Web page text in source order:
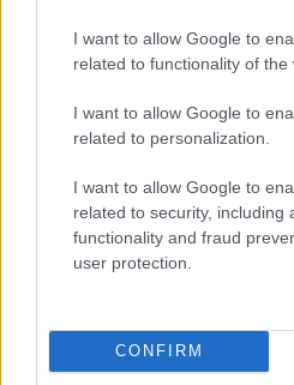
I want to allow Google to
related to functionality of the
I want to allow Google to
related to personalization.
I want to allow Google to
related to security, including
functionality and fraud
user protection.
CONFIRM
LEGFRISSEBB
Országos hírek
KECSKEMÉTEN IS
TOVÁBBKÉPZÉSEKKEL
EGYETEM
Országos hírek szúnyogirtás